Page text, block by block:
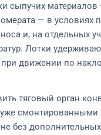
сыпучих материалов
— в условиях
и, на отдельных
Лотки
движении по
тяговый орган
без